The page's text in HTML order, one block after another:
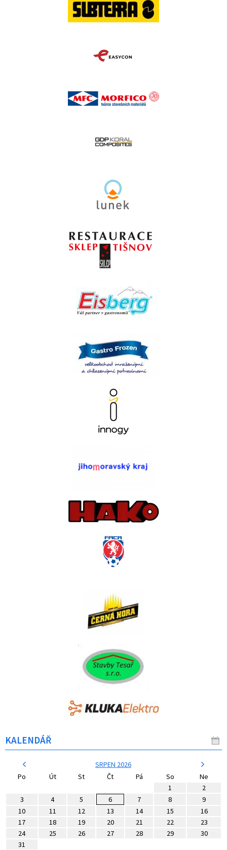
KALENDÁŘ
SRPEN 2026
Po
Út St Čt Pá So
Ne
1
2
3
4 5 6 7 8
9
10
11 12 13 14 15
16
17
18 19 20 21 22
23
24
25 26 27 28 29
30
31